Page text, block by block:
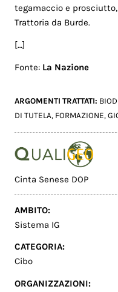
tegamaccio e
Trattoria da Burde.
[…]
Fonte: La Nazione
ARGOMENTI TRATTATI:
DI TUTELA, FORMAZIONE,
Cinta Senese DOP
AMBITO:
Sistema IG
CATEGORIA:
Cibo
ORGANIZZAZIONI: